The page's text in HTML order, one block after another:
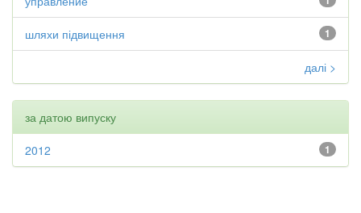
1
шляхи підвищення
далі >
за датою випуску
1
2012